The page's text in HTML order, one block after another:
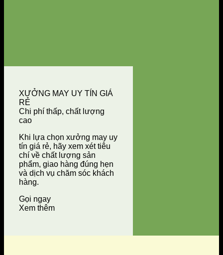
XƯỞNG MAY UY TÍN GIÁ
RẺ
Chi phí thấp, chất lượng
cao
Khi lựa chọn xưởng may uy
tín giá rẻ, hãy xem xét tiêu
chí về chất lượng sản
phẩm, giao hàng đúng hẹn
và dịch vụ chăm sóc khách
hàng.
Gọi ngay
Xem thêm